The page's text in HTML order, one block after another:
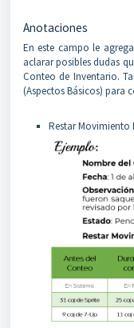
Anotaciones
En este campo le
aclarar posibles dudas
Conteo de Inventario.
(Aspectos Básicos) para
Restar Movimiento